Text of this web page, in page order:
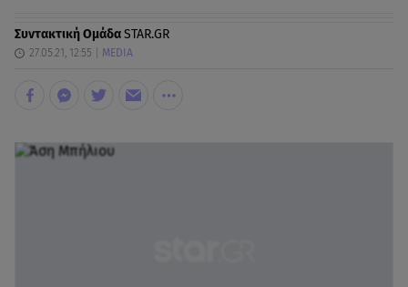
Συντακτική ΟμάδαSTAR.GR
27.05.21, 12:55 MEDIA